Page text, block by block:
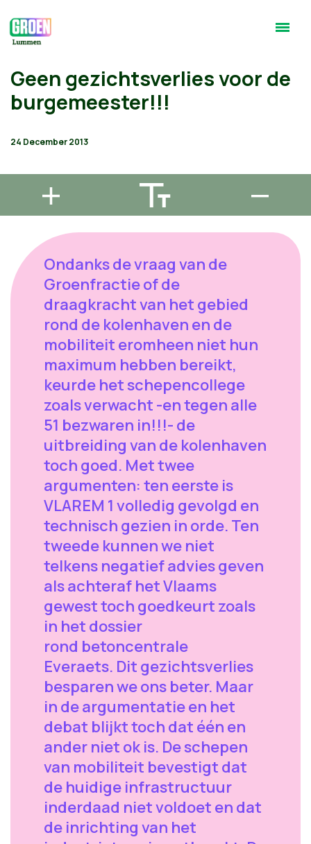
Geen gezichtsverlies voor de
burgemeester!!!
24 December 2013
Ondanks de vraag van de
Groenfractie of de
draagkracht van het gebied
rond de kolenhaven en de
mobiliteit eromheen niet hun
maximum hebben bereikt,
keurde het schepencollege
zoals verwacht -en tegen alle
51 bezwaren in!!!- de
uitbreiding van de kolenhaven
toch goed. Met twee
argumenten: ten eerste is
VLAREM 1 volledig gevolgd en
technisch gezien in orde. Ten
tweede kunnen we niet
telkens negatief advies geven
als achteraf het Vlaams
gewest toch goedkeurt zoals
in het dossier
rond betoncentrale
Everaets. Dit gezichtsverlies
besparen we ons beter. Maar
in de argumentatie en het
debat blijkt toch dat één en
ander niet ok is. De schepen
van mobiliteit bevestigt dat
de huidige infrastructuur
inderdaad niet voldoet en dat
de inrichting van het